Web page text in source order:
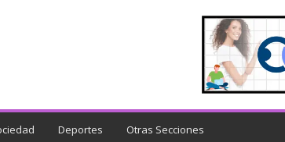
Deportes Otras Secciones